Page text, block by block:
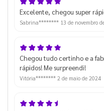
Excelente, chegou super
Sabrina******** 13 de novembro
Chegou tudo certinho e a
rápidos! Me surpreendi!
Vitória******** 2 de maio de 2024